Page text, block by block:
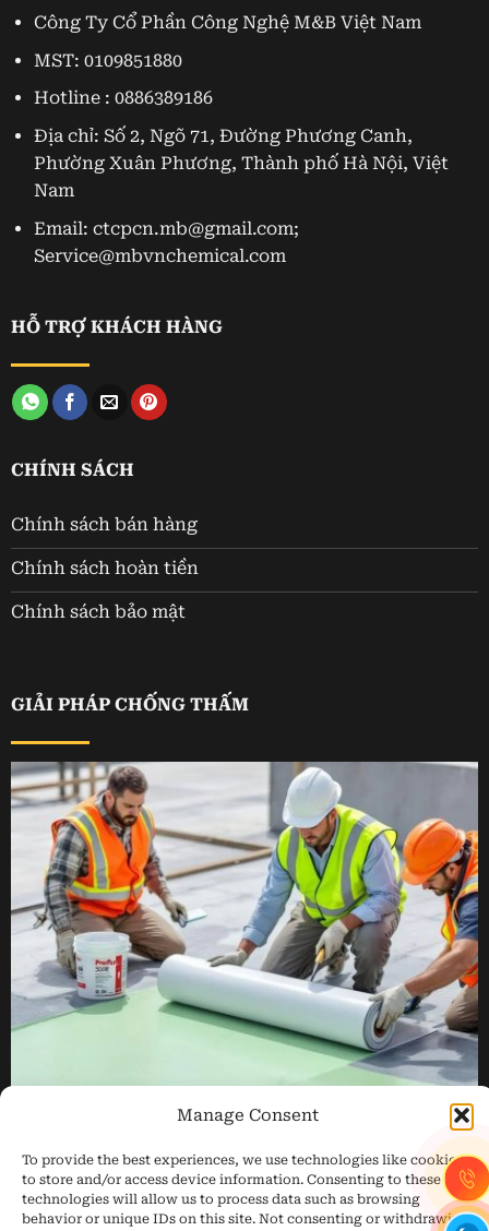
Manage Consent
To provide the best experiences, we use technologies like cookies
to store and/or access device information. Consenting to these
technologies will allow us to process data such as browsing
behavior or unique IDs on this site. Not consenting or withdrawing
Công Ty Cổ Phần Công Nghệ M&B Việt Nam
MST: 0109851880
Hotline : 0886389186
Địa chỉ: Số 2, Ngõ 71, Đường Phương Canh,
Phường Xuân Phương, Thành phố Hà Nội, Việt
Nam
Email: ctcpcn.mb@gmail.com;
Service@mbvnchemical.com
HỖ TRỢ KHÁCH HÀNG
CHÍNH SÁCH
Chính sách bán hàng
Chính sách hoàn tiền
Chính sách bảo mật
GIẢI PHÁP CHỐNG THẤM
TRANG CHỦ GIỚI THIỆU
CHỐNG THẤM
HỆ LIÊN KẾT EJOT®
GIẢI PHÁP DỰ ÁN
TIN TỨC
THAM KHẢO
LIÊN HỆ